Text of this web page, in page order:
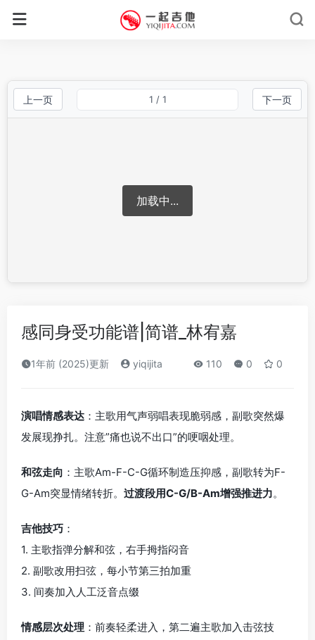
上一页 1 / 1 下一页
加载中...
感同身受功能谱|简谱_林宥嘉
1年前 (2025)更新 yiqijita 110 0 0
演唱情感表达 ：主歌用气声弱唱表现脆弱感，副歌突然爆
发展现挣扎。注意”痛也说不出口”的哽咽处理。
和弦走向 ：主歌Am-F-C-G循环制造压抑感，副歌转为F-
G-Am突显情绪转折。 过渡段用C-G/B-Am增强推进力。
吉他技巧 ：
1. 主歌指弹分解和弦，右手拇指闷音
2. 副歌改用扫弦，每小节第三拍加重
3. 间奏加入人工泛音点缀
情感层次处理 ：前奏轻柔进入，第二遍主歌加入击弦技